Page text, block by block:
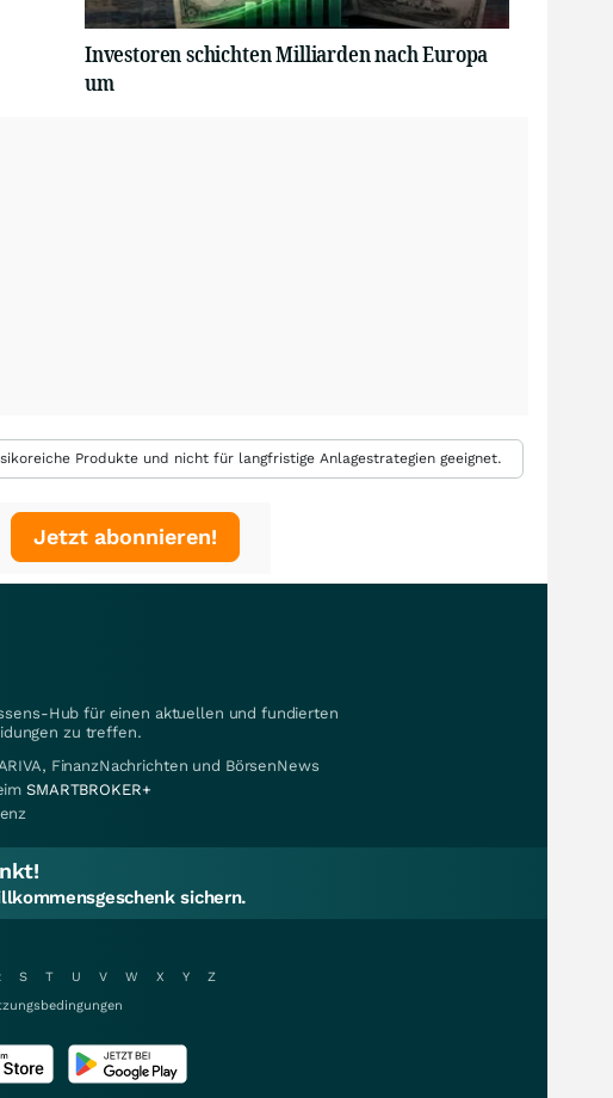
Investoren schichten Milliarden nach Europa
um
Produkte und nicht für langfristige Anlagestrategien geeignet.
Jetzt abonnieren!
Hub für einen aktuellen und fundierten
zu treffen.
FinanzNachrichten und BörsenNews
SMARTBROKER+
sichern.
S T U V W X Y
Z